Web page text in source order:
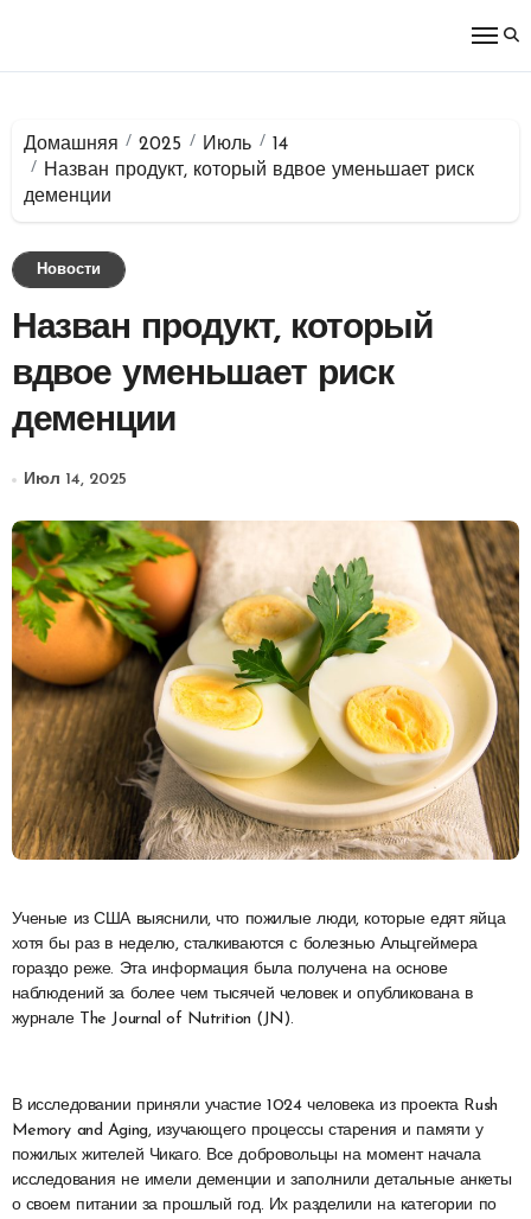
Домашняя 2025 Июль
14
Назван продукт, который вдвое уменьшает риск
деменции
Новости
Назван продукт, который
вдвое уменьшает риск
деменции
Июл 14, 2025
Ученые из США выяснили, что пожилые люди, которые едят яйца
хотя бы раз в неделю, сталкиваются с болезнью Альцгеймера
гораздо реже. Эта информация была получена на основе
наблюдений за более чем тысячей человек и опубликована в
журнале The Journal of Nutrition (JN).
В исследовании приняли участие 1024 человека из проекта Rush
Memory and Aging, изучающего процессы старения и памяти у
пожилых жителей Чикаго. Все добровольцы на момент начала
исследования не имели деменции и заполнили детальные анкеты
о своем питании за прошлый год. Их разделили на категории по